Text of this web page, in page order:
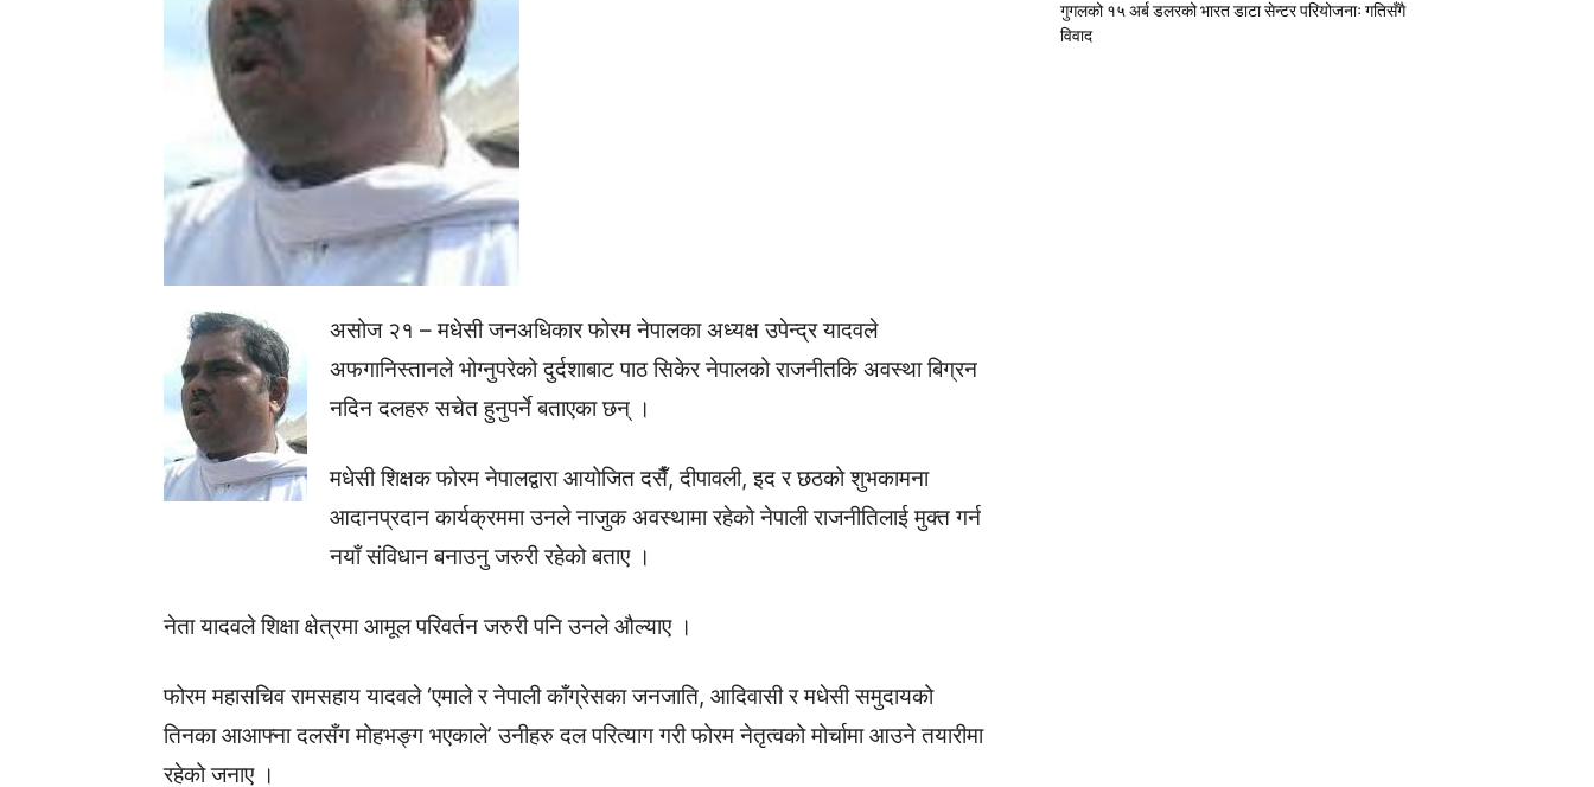
असोज २१ – मधेसी जनअधिकार फोरम नेपालका अध्यक्ष उपेन्द्र यादवले
अफगानिस्तानले भोग्नुपरेको दुर्दशाबाट पाठ सिकेर नेपालको राजनीतकि अवस्था बिग्रन
नदिन दलहरु सचेत हुनुपर्ने बताएका छन् ।
मधेसी शिक्षक फोरम नेपालद्वारा आयोजित दसैँ, दीपावली, इद र छठको शुभकामना
आदानप्रदान कार्यक्रममा उनले नाजुक अवस्थामा रहेको नेपाली राजनीतिलाई मुक्त गर्न
नयाँ संविधान बनाउनु जरुरी रहेको बताए ।
नेता यादवले शिक्षा क्षेत्रमा आमूल परिवर्तन जरुरी पनि उनले औल्याए ।
फोरम महासचिव रामसहाय यादवले ‘एमाले र नेपाली काँग्रेसका जनजाति, आदिवासी र मधेसी समुदायको
तिनका आआफ्ना दलसँग मोहभङ्ग भएकाले’ उनीहरु दल परित्याग गरी फोरम नेतृत्वको मोर्चामा आउने तयारीमा
रहेको जनाए ।
गुगलको १५ अर्ब डलरको भारत डाटा सेन्टर परियोजनाः गतिसँगै
विवाद